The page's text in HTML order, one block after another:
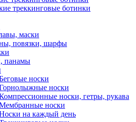
треккинговые ботинки
маски
повязки, шарфы
панамы
носки
носки
носки, гетры, рукава
носки
на каждый день